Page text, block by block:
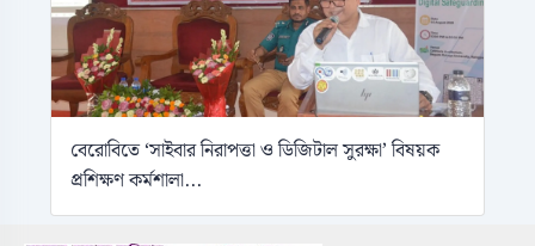
বেরোবিতে ‘সাইবার নিরাপত্তা ও ডিজিটাল সুরক্ষা’ বিষয়ক
প্রশিক্ষণ কর্মশালা...